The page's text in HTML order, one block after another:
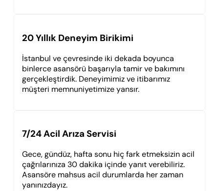
20 Yıllık Deneyim Birikimi
İstanbul ve çevresinde iki dekada boyunca
binlerce asansörü başarıyla tamir ve bakımını
gerçekleştirdik. Deneyimimiz ve itibarımız
müşteri memnuniyetimize yansır.
7/24 Acil Arıza Servisi
Gece, gündüz, hafta sonu hiç fark etmeksizin acil
çağrılarınıza 30 dakika içinde yanıt verebiliriz.
Asansöre mahsus acil durumlarda her zaman
yanınızdayız.